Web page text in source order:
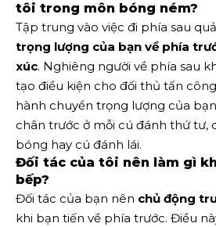
tôi trong môn bóng ném?
Tập trung vào việc đi phía sau
trọng lượng của bạn về phía
xúc. Nghiêng người về phía sau
tạo điều kiện cho đối thủ tấn
hành chuyển trọng lượng của
chân trước ở mỗi cú đánh thứ tư,
bóng hay cú đánh lái.
Đối tác của tôi nên làm gì
bếp?
Đối tác của bạn nên chủ động
khi bạn tiến về phía trước. Điều